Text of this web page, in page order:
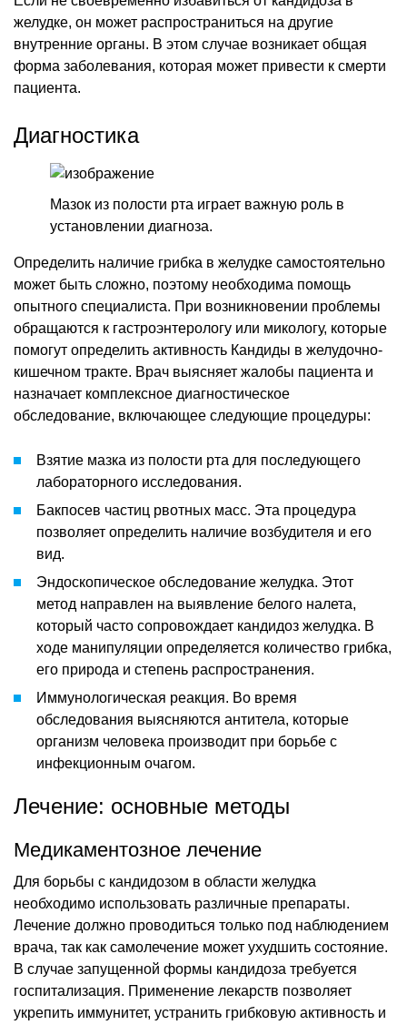
желудке, он может распространиться на другие
внутренние органы. В этом случае возникает общая
форма заболевания, которая может привести к смерти
пациента.
Диагностика
Мазок из полости рта играет важную роль в
установлении диагноза.
Определить наличие грибка в желудке самостоятельно
может быть сложно, поэтому необходима помощь
опытного специалиста. При возникновении проблемы
обращаются к гастроэнтерологу или микологу, которые
помогут определить активность Кандиды в желудочно-
кишечном тракте. Врач выясняет жалобы пациента и
назначает комплексное диагностическое
обследование, включающее следующие процедуры:
Взятие мазка из полости рта для последующего
лабораторного исследования.
Бакпосев частиц рвотных масс. Эта процедура
позволяет определить наличие возбудителя и его
вид.
Эндоскопическое обследование желудка. Этот
метод направлен на выявление белого налета,
который часто сопровождает кандидоз желудка. В
ходе манипуляции определяется количество грибка,
его природа и степень распространения.
Иммунологическая реакция. Во время
обследования выясняются антитела, которые
организм человека производит при борьбе с
инфекционным очагом.
Лечение: основные методы
Медикаментозное лечение
Для борьбы с кандидозом в области желудка
необходимо использовать различные препараты.
Лечение должно проводиться только под наблюдением
врача, так как самолечение может ухудшить состояние.
В случае запущенной формы кандидоза требуется
госпитализация. Применение лекарств позволяет
укрепить иммунитет, устранить грибковую активность и